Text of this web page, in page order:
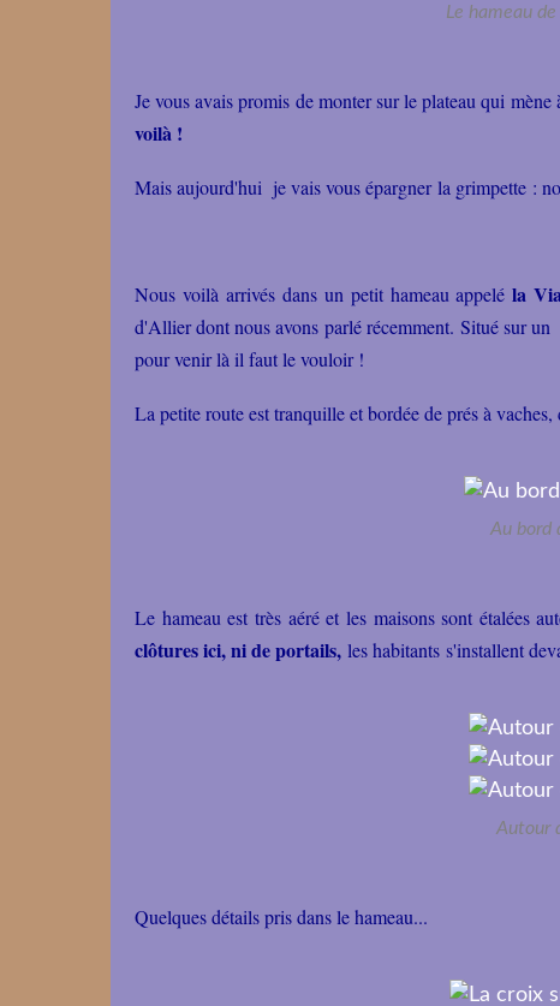
Le hameau
Je vous avais promis de monter sur le plateau qui
voilà !
Mais aujourd'hui je vais vous épargner la grimpette :
Nous voilà arrivés dans un petit hameau appeléla
d'Allier dont nous avons parlé récemment. Situé sur un
pour venir là il faut le vouloir !
La petite route est tranquille et bordée de prés à
Au bord
Le hameau est très aéré et les maisons sont étalées
clôtures ici, ni de portails, les habitants s'installent
Autour
Quelques détails pris dans le hameau...